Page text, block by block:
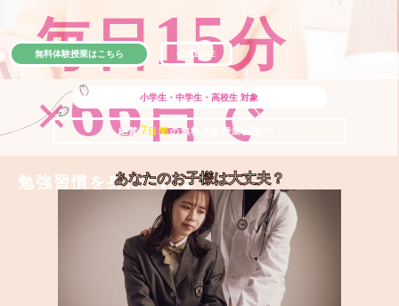
毎日15分
×66日で
勉強習慣を身につける
小学生・中学生・高校生 対象
＼ 絶賛 7 日間の無料体験授業実施中!! ／
無料体験授業はこちら 公式LINE
あなたのお子様は大丈夫？